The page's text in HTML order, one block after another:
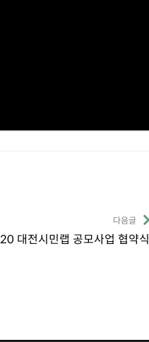
다음글
대전시민랩 공모사업 협약식